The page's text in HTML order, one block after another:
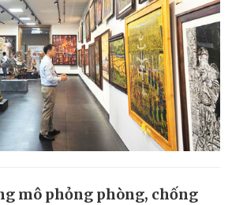
mô phỏng phòng, chống